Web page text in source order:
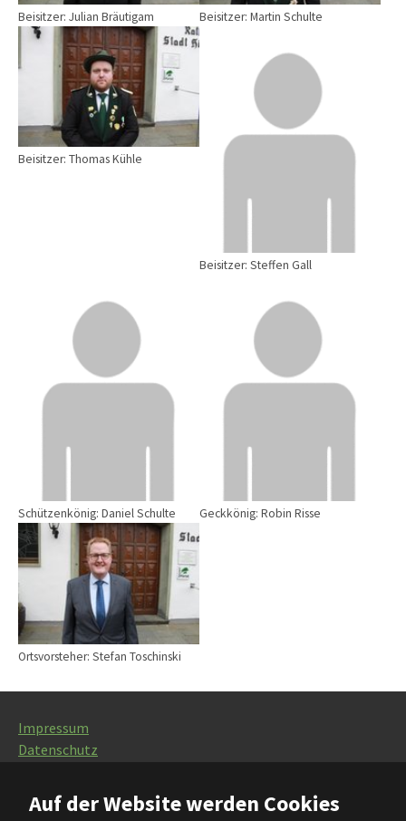
Auf der Website werden Cookies
Beisitzer: Julian Bräutigam Beisitzer: Martin Schulte
Beisitzer: Thomas Kühle
Beisitzer: Steffen Gall
Schützenkönig: Daniel Schulte Geckkönig: Robin Risse
Ortsvorsteher: Stefan Toschinski
Impressum
Datenschutz
Sitemap
Newsletter